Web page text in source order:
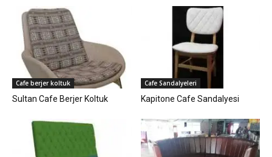
Cafe berjer koltuk
Sultan Cafe Berjer Koltuk
Cafe Sandalyeleri
Kapitone Cafe Sandalyesi